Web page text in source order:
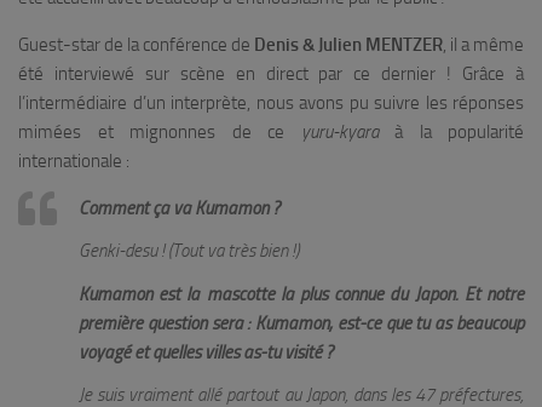
Guest-star de la conférence de Denis & Julien MENTZER, il a même
été interviewé sur scène en direct par ce dernier ! Grâce à
l’intermédiaire d’un interprète, nous avons pu suivre les réponses
mimées et mignonnes de ce
yuru-kyaraà la popularité
internationale :
Comment ça va Kumamon ?
Genki-desu ! (Tout va très bien !)
Kumamon est la mascotte la plus connue du Japon. Et notre
première question sera : Kumamon, est-ce que tu as beaucoup
voyagé et quelles villes as-tu visité ?
Je suis vraiment allé partout au Japon, dans les 47 préfectures,